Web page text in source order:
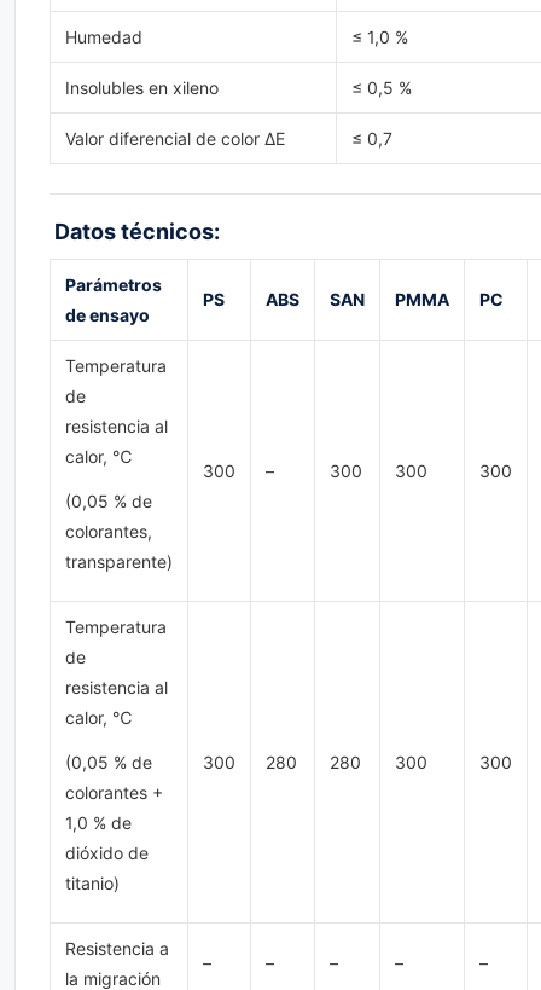
Humedad ≤ 1,0 %
Insolubles en xileno ≤ 0,5 %
Valor diferencial de color ΔE ≤ 0,7
Datos técnicos:
Parámetros
de ensayo
PS ABS SAN PMMA PC
Temperatura
de
resistencia al
calor, ℃
(0,05 % de
colorantes,
transparente)
300 – 300 300 300
Temperatura
de
resistencia al
calor, ℃
(0,05 % de
colorantes +
1,0 % de
dióxido de
titanio)
300 280 280 300 300
Resistencia a
la migración
– – – – –